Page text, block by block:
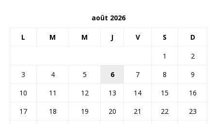
août 2026
L M M J V S D
1
2
3
4 5 6 7 8
9
10
11 12 13 14 15
16
17
18 19 20 21 22
23